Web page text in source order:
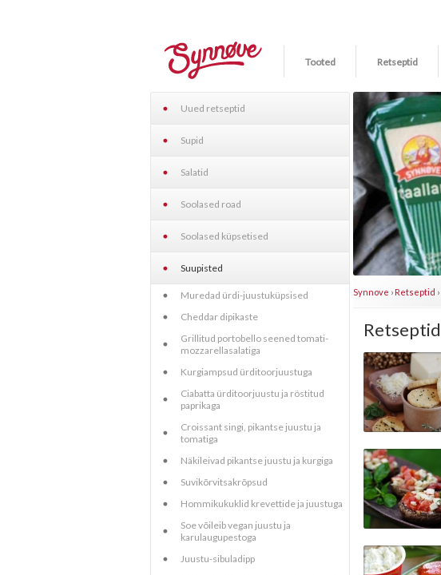
Tooted Retseptid
Uued retseptid
Supid
Salatid
Soolased road
Soolased küpsetised
Suupisted
Muredad ürdi-juustuküpsised
Cheddar dipikaste
Grillitud portobello seened tomati-
mozzarellasalatiga
Kurgiampsud ürditoorjuustuga
Ciabatta ürditoorjuustu ja röstitud
paprikaga
Croissant singi, pikantse juustu ja
tomatiga
Näkileivad pikantse juustu ja kurgiga
Suvikõrvitsakrõpsud
Hommikukuklid krevettide ja juustuga
Soe võileib vegan juustu ja
karulaugupestoga
Juustu-sibuladipp
Synnove ›Retseptid ›
Retseptid